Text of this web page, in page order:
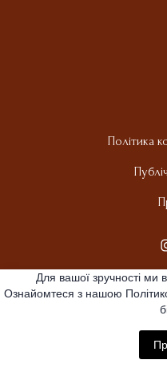
Політика
All
Для вашої зручності ми
Ознайомтеся з нашою